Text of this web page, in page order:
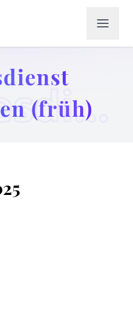
Gottesdienst Rübgarten (früh)
(früh)